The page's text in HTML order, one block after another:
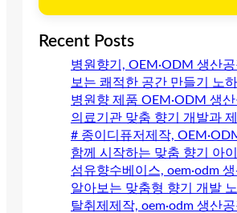
Recent Posts
병원향기, OEM·ODM 생산
보는 쾌적한 공간 만들기 노
병원향 제품 OEM·ODM 생
의료기관 맞춤 향기 개발과
# 종이디퓨저제작,
함께 시작하는 맞춤 향기 아이
섬유향수베이스, oem·odm
알아보는 맞춤형 향기 개발
탈취제제작, oem·odm 생산